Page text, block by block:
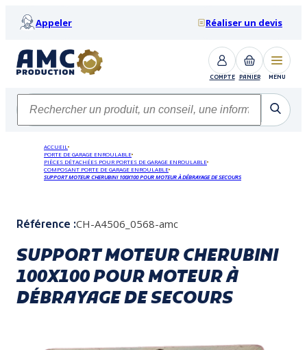
Appeler Réaliser un devis
COMPTE PANIER MENU
ACCUEIL
PORTE DE GARAGE ENROULABLE
PIÈCES DÉTACHÉES POUR PORTES DE GARAGE ENROULABLE
COMPOSANT PORTE DE GARAGE ENROULABLE
SUPPORT MOTEUR CHERUBINI 100X100 POUR MOTEUR À DÉBRAYAGE DE SECOURS
Référence :CH-A4506_0568-amc
SUPPORT MOTEUR CHERUBINI
100X100 POUR MOTEUR À
DÉBRAYAGE DE SECOURS